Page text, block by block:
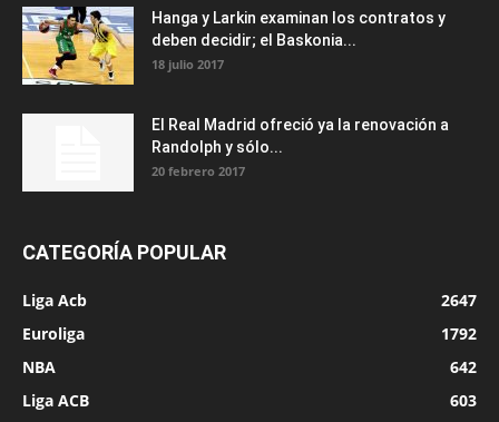
Hanga y Larkin examinan los contratos y
deben decidir; el Baskonia...
18 julio 2017
El Real Madrid ofreció ya la renovación a
Randolph y sólo...
20 febrero 2017
CATEGORÍA POPULAR
Liga Acb
2647
Euroliga
1792
NBA
642
Liga ACB
603